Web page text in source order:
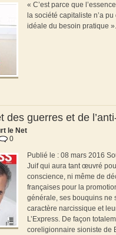
« C’est parce que
la société capitaliste n’a
idéale du besoin pratique
des guerres et de
le Net
0
Publié le : 08 mars 2016
Juif qui aura tant œuvré
conscience, ni même de
françaises pour la
générale, ses bouquins ne
caractère narcissique et
L’Express. De façon
coreligionnaire sioniste de